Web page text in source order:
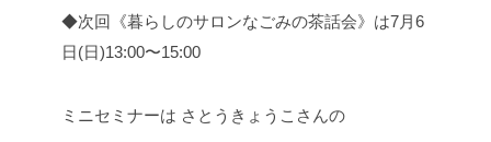
◆次回《暮らしのサロンなごみの茶話会》は7月6
日(日)13:00〜15:00
ミニセミナーは さとうきょうこさんの